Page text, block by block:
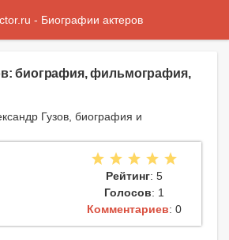
биография, фильмография,
Рейтинг: 5
Голосов: 1
Комментариев: 0